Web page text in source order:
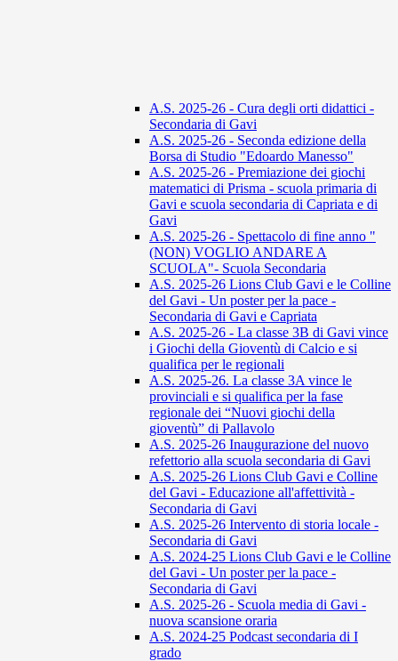
A.S. 2025-26 - Cura degli orti didattici -
Secondaria di Gavi
A.S. 2025-26 - Seconda edizione della
Borsa di Studio "Edoardo Manesso"
A.S. 2025-26 - Premiazione dei giochi
matematici di Prisma - scuola primaria di
Gavi e scuola secondaria di Capriata e di
Gavi
A.S. 2025-26 - Spettacolo di fine anno "
(NON) VOGLIO ANDARE A
SCUOLA"- Scuola Secondaria
A.S. 2025-26 Lions Club Gavi e le Colline
del Gavi - Un poster per la pace -
Secondaria di Gavi e Capriata
A.S. 2025-26 - La classe 3B di Gavi vince
i Giochi della Gioventù di Calcio e si
qualifica per le regionali
A.S. 2025-26. La classe 3A vince le
provinciali e si qualifica per la fase
regionale dei “Nuovi giochi della
gioventù” di Pallavolo
A.S. 2025-26 Inaugurazione del nuovo
refettorio alla scuola secondaria di Gavi
A.S. 2025-26 Lions Club Gavi e Colline
del Gavi - Educazione all'affettività -
Secondaria di Gavi
A.S. 2025-26 Intervento di storia locale -
Secondaria di Gavi
A.S. 2024-25 Lions Club Gavi e le Colline
del Gavi - Un poster per la pace -
Secondaria di Gavi
A.S. 2025-26 - Scuola media di Gavi -
nuova scansione oraria
A.S. 2024-25 Podcast secondaria di I
grado